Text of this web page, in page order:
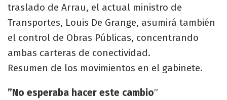
traslado de Arrau, el actual ministro de
Transportes, Louis De Grange, asumirá también
el control de Obras Públicas, concentrando
ambas carteras de conectividad.
​Resumen de los movimientos en el gabinete.
​”No esperaba hacer este cambio”